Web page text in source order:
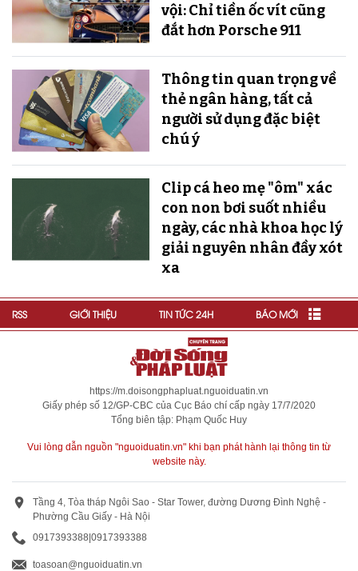
vội: Chỉ tiền ốc vít cũng
đắt hơn Porsche 911
Thông tin quan trọng về
thẻ ngân hàng, tất cả
người sử dụng đặc biệt
chú ý
Clip cá heo mẹ "ôm" xác
con non bơi suốt nhiều
ngày, các nhà khoa học lý
giải nguyên nhân đầy xót
xa
RSS GIỚI THIỆU TIN TỨC 24H BÁO MỚI
https://m.doisongphapluat.nguoiduatin.vn
Giấy phép số 12/GP-CBC của Cục Báo chí cấp ngày 17/7/2020
Tổng biên tập: Phạm Quốc Huy
Vui lòng dẫn nguồn "nguoiduatin.vn" khi bạn phát hành lại thông tin từ
website này.
Tầng 4, Tòa tháp Ngôi Sao - Star Tower, đường Dương Đình Nghệ -
Phường Cầu Giấy - Hà Nội
0917393388|0917393388
toasoan@nguoiduatin.vn